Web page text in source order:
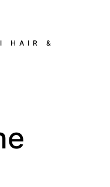
HAIR &